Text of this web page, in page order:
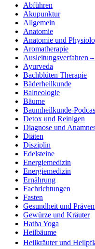
Abführen
Akupunktur
Allgemein
Anatomie
Anatomie und
Aromatherapie
Ausleitungsverfahren
Ayurveda
Bachblüten Therapie
Bäderheilkunde
Balneologie
Bäume
Baumheilkunde-
Detox und Reinigen
Diagnose und
Diäten
Disziplin
Edelsteine
Energiemedizin
Energiemedizin
Ernährung
Fachrichtungen
Fasten
Gesundheit und
Gewürze und Kräuter
Hatha Yoga
Heilbäume
Heilkräuter und